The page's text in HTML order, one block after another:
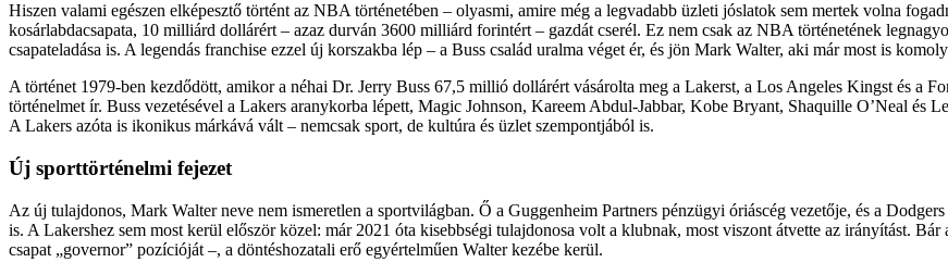
Hiszen valami egészen elképesztő történt az NBA történetében – olyasmi, amire még a legvadabb üzleti jóslatok sem mertek volna
kosárlabdacsapata, 10 milliárd dollárért – azaz durván 3600 milliárd forintért – gazdát cserél. Ez nem csak az NBA történetének
csapateladása is. A legendás franchise ezzel új korszakba lép – a Buss család uralma véget ér, és jön Mark Walter, aki már most is
A történet 1979-ben kezdődött, amikor a néhai Dr. Jerry Buss 67,5 millió dollárért vásárolta meg a Lakerst, a Los Angeles Kingst és a
történelmet ír. Buss vezetésével a Lakers aranykorba lépett, Magic Johnson, Kareem Abdul-Jabbar, Kobe Bryant, Shaquille O’Neal és
A Lakers azóta is ikonikus márkává vált – nemcsak sport, de kultúra és üzlet szempontjából is.
Új sporttörténelmi fejezet
Az új tulajdonos, Mark Walter neve nem ismeretlen a sportvilágban. Ő a Guggenheim Partners pénzügyi óriáscég vezetője, és a
is. A Lakershez sem most kerül először közel: már 2021 óta kisebbségi tulajdonosa volt a klubnak, most viszont átvette az irányítást. Bár
csapat „governor” pozícióját –, a döntéshozatali erő egyértelműen Walter kezébe kerül.